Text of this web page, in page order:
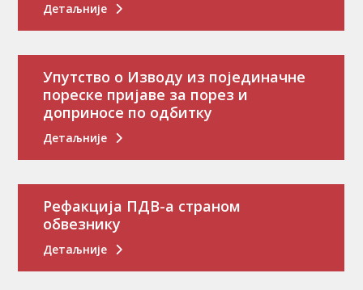
Детаљније
Упутство о Изводу из појединачне
пореске пријаве за порез и
доприносе по одбитку
Детаљније
Рефакција ПДВ-а страном
обвезнику
Детаљније